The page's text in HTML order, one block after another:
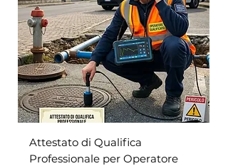
Attestato di Qualifica
Professionale per Operatore